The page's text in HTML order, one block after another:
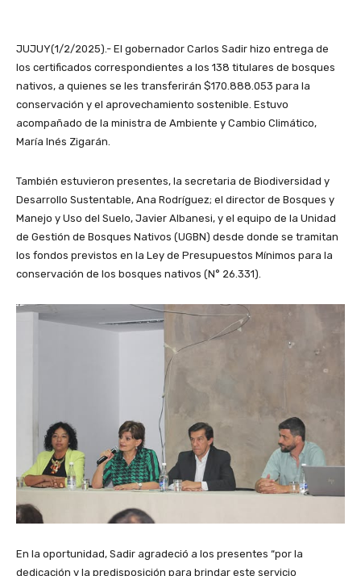
JUJUY(1/2/2025).- El gobernador Carlos Sadir hizo entrega de
los certificados correspondientes a los 138 titulares de bosques
nativos, a quienes se les transferirán $170.888.053 para la
conservación y el aprovechamiento sostenible. Estuvo
acompañado de la ministra de Ambiente y Cambio Climático,
María Inés Zigarán.
También estuvieron presentes, la secretaria de Biodiversidad y
Desarrollo Sustentable, Ana Rodríguez; el director de Bosques y
Manejo y Uso del Suelo, Javier Albanesi, y el equipo de la Unidad
de Gestión de Bosques Nativos (UGBN) desde donde se tramitan
los fondos previstos en la Ley de Presupuestos Mínimos para la
conservación de los bosques nativos (N° 26.331).
En la oportunidad, Sadir agradeció a los presentes “por la
dedicación y la predisposición para brindar este servicio